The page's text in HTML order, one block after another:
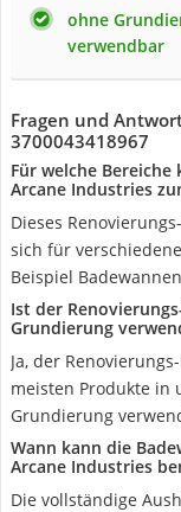
ohne
verwendbar
Fragen und
3700043418967
Für welche
Arcane Industries
Dieses
sich für
Beispiel
Ist der
Grundierung
Ja, der
meisten Produkte in
Grundierung
Wann kann die
Arcane Industries
Die vollständige